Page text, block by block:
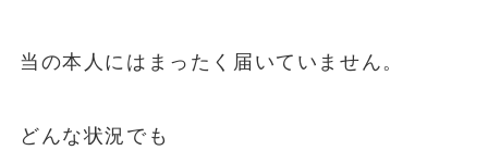
当の本人にはまったく届いていません。
どんな状況でも